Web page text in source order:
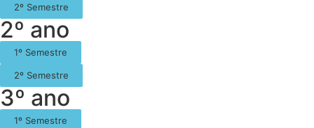
2º Semestre
2º ano
1º Semestre
2º Semestre
3º ano
1º Semestre